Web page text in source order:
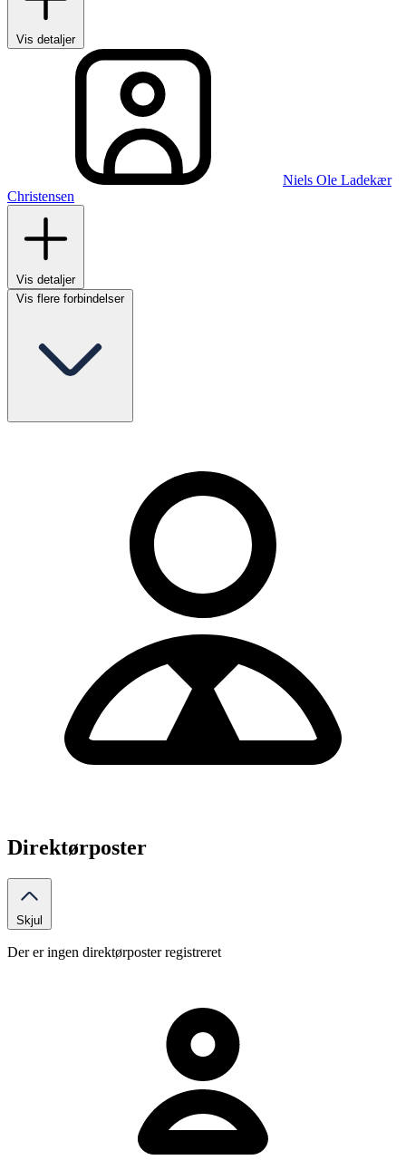
Vis detaljer
Niels Ole Ladekær
Christensen
Vis detaljer
Vis flere forbindelser
Direktørposter
Skjul
Der er ingen direktørposter registreret